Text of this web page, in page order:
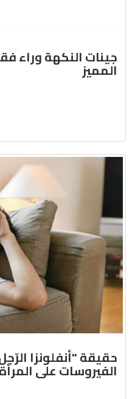
جينات النكهة وراء
المميز
حقيقة "أنفلونزا
الفيروسات على